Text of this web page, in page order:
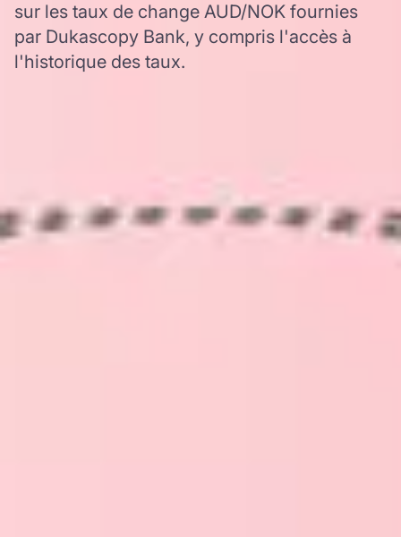
sur les taux de change AUD/NOK fournies
par Dukascopy Bank, y compris l'accès à
l'historique des taux.